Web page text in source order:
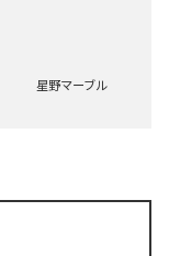
星野マーブル